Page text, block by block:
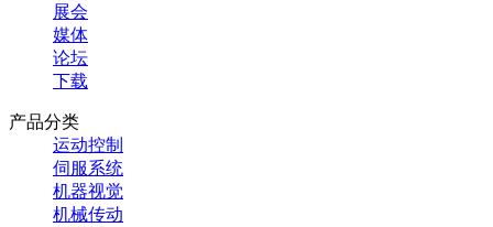
展会
媒体
论坛
下载
产品分类
运动控制
伺服系统
机器视觉
机械传动